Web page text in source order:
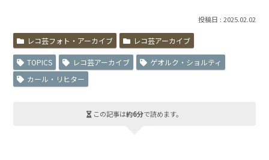
2025.02.02
レコ芸フォト・アーカイブ レコ芸アーカイブ
TOPICS レコ芸アーカイブ
ゲオルク・ショルティ
カール・リヒター
この記事は約6分で読めます。